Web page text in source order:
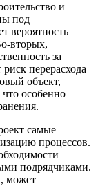
и
под
вероятность
вторых,
за
перерасхода
объект,
особенно
самые
процессов.
подрядчиками.
может